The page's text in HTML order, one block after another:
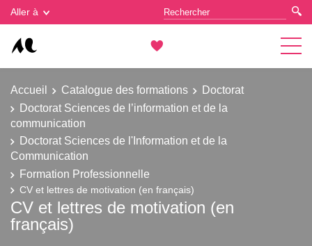
Aller à
Accueil Catalogue des formations
Doctorat
Doctorat Sciences de l’information et de la
communication
Doctorat Sciences de l'Information et de la
Communication
Formation Professionnelle
CV et lettres de motivation (en français)
CV et lettres de motivation (en
français)
Gestion des cookies